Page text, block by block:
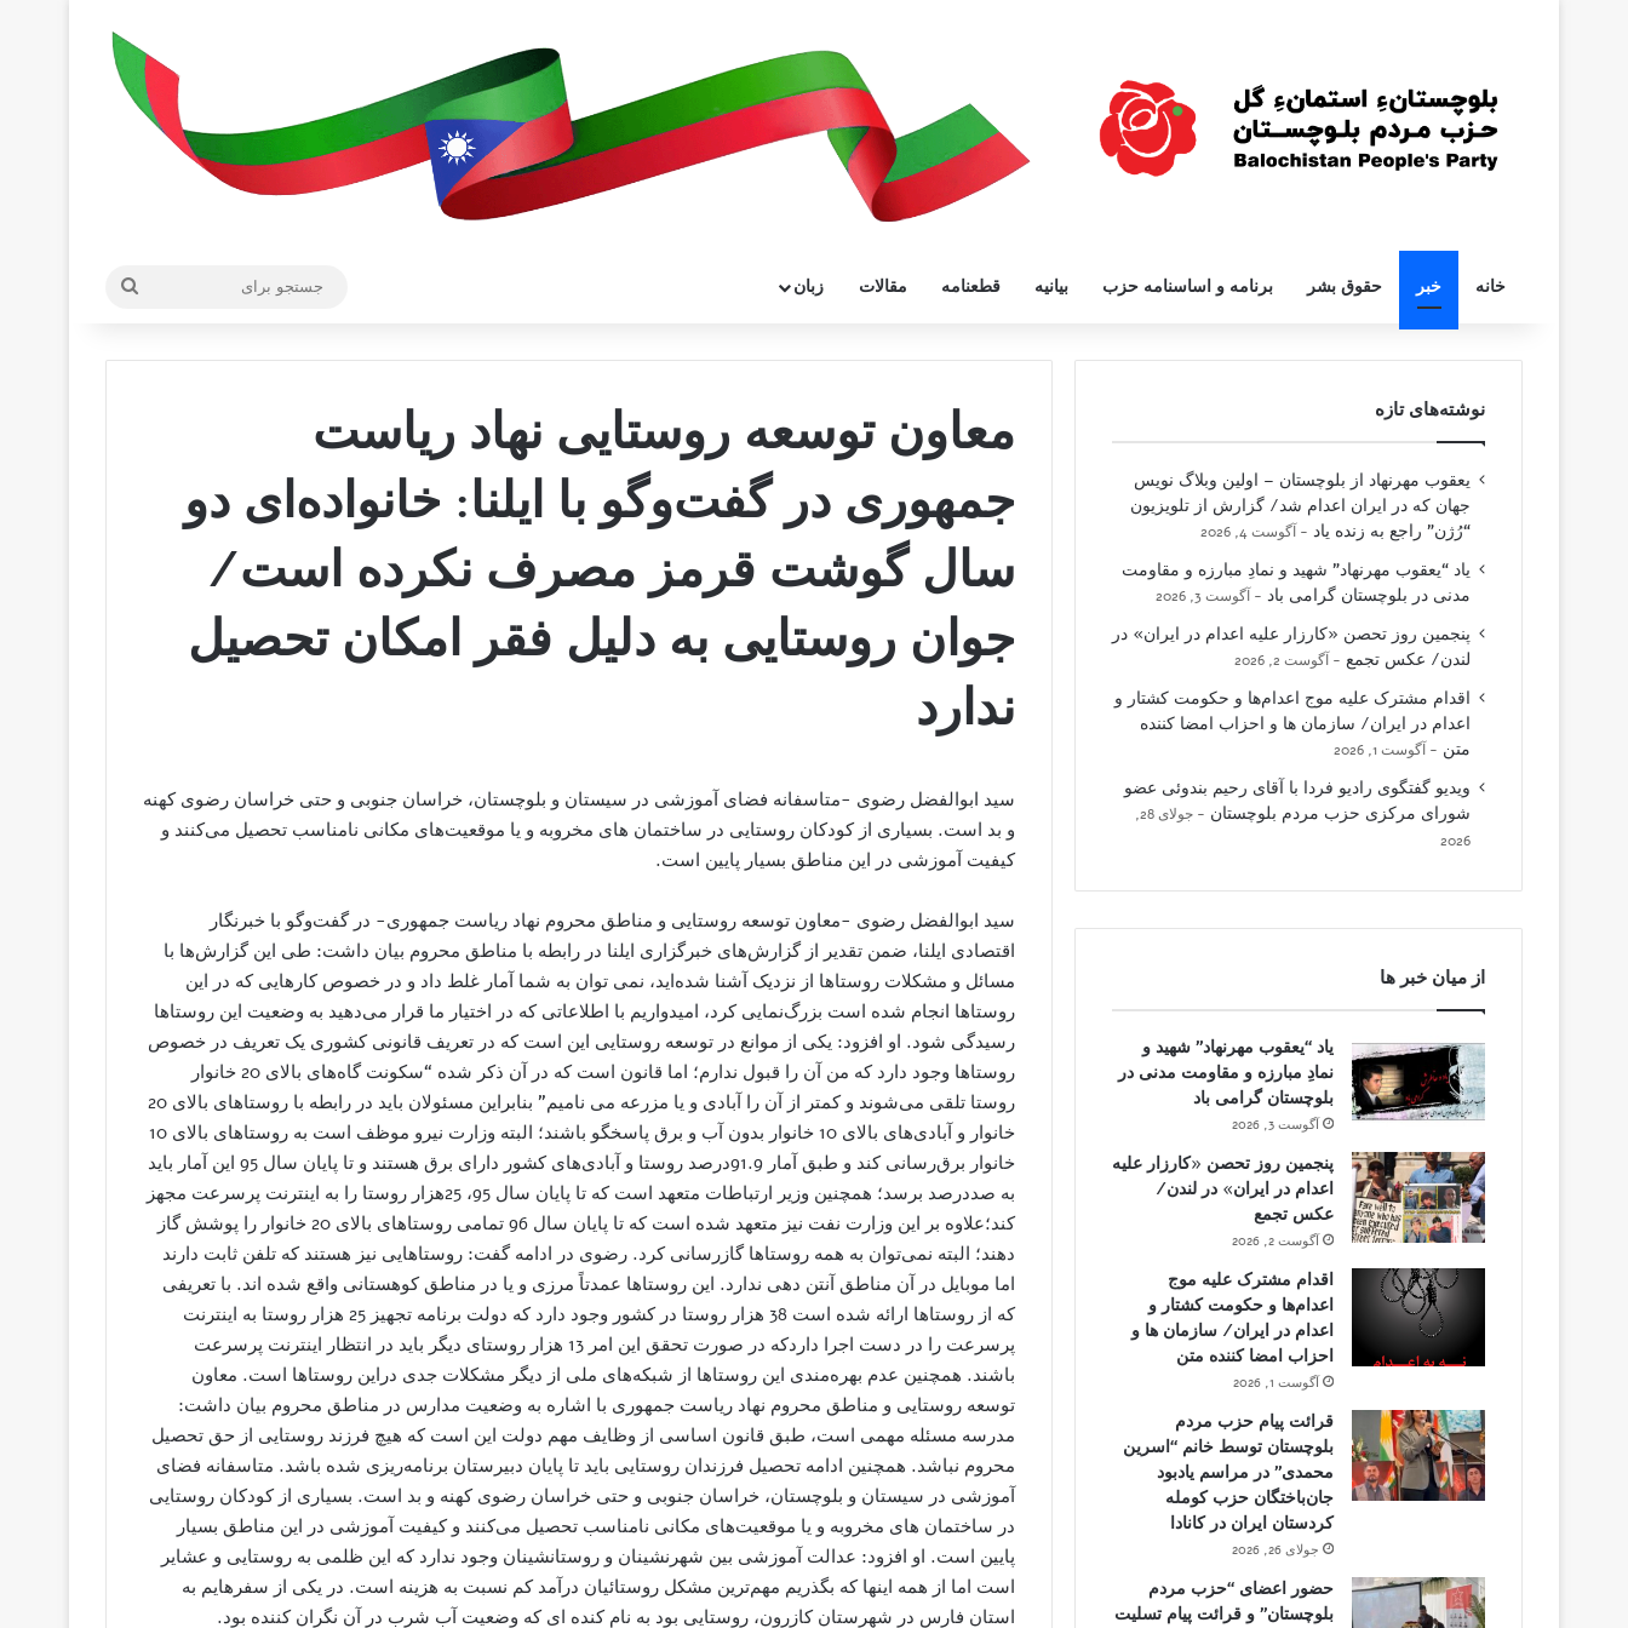
خانه خبر حقوق بشر برنامه و اساسنامه حزب بیانیه قطعنامه مقالات زبان
معاون توسعه روستایی نهاد ریاست
جمهوری در گفت‌وگو با ایلنا: خانواده‌ای دو
سال گوشت قرمز مصرف نکرده است/
جوان روستایی به دلیل فقر امکان تحصیل
ندارد
سید ابوالفضل رضوی -متاسفانه فضای آموزشی در سیستان و بلوچستان، خراسان جنوبی و حتی خراسان رضوی کهنه
و بد است. بسیاری از کودکان روستایی در ساختمان های مخروبه و یا موقعیت‌های مکانی نامناسب تحصیل می‌کنند و
کیفیت آموزشی در این مناطق بسیار پایین است.
سید ابوالفضل رضوی -معاون توسعه روستایی و مناطق محروم نهاد ریاست جمهوری- در گفت‌وگو با خبرنگار
اقتصادی ایلنا، ضمن تقدیر از گزارش‌های خبرگزاری ایلنا در رابطه با مناطق محروم بیان داشت: طی این گزارش‌ها با
مسائل و مشکلات روستاها از نزدیک آشنا شده‌اید، نمی توان به شما آمار غلط داد و در خصوص کارهایی که در این
روستاها انجام شده است بزرگ‌نمایی کرد، امیدواریم با اطلاعاتی که در اختیار ما قرار می‌دهید به وضعیت این روستاها
رسیدگی شود. او افزود: یکی از موانع در توسعه روستایی این است که در تعریف قانونی کشوری یک تعریف در خصوص
روستاها وجود دارد که من آن را قبول ندارم؛ اما قانون است که در آن ذکر شده “سکونت گاه‌های بالای 20 خانوار
روستا تلقی می‌شوند و کمتر از آن را آبادی و یا مزرعه می نامیم” بنابراین مسئولان باید در رابطه با روستاهای بالای 20
خانوار و آبادی‌های بالای 10 خانوار بدون آب و برق پاسخگو باشند؛ البته وزارت نیرو موظف است به روستاهای بالای 10
خانوار برق‌رسانی کند و طبق آمار 91.9درصد روستا و آبادی‌های کشور دارای برق هستند و تا پایان سال 95 این آمار باید
به صددرصد برسد؛ همچنین وزیر ارتباطات متعهد است که تا پایان سال 95، 25هزار روستا را به اینترنت پرسرعت مجهز
کند؛علاوه بر این وزارت نفت نیز متعهد شده است که تا پایان سال 96 تمامی روستاهای بالای 20 خانوار را پوشش گاز
دهند؛ البته نمی‌توان به همه روستاها گازرسانی کرد. رضوی در ادامه گفت: روستاهایی نیز هستند که تلفن ثابت دارند
اما موبایل در آن مناطق آنتن دهی ندارد. این روستاها عمدتاً مرزی و یا در مناطق کوهستانی واقع شده اند. با تعریفی
که از روستاها ارائه شده است 38 هزار روستا در کشور وجود دارد که دولت برنامه تجهیز 25 هزار روستا به اینترنت
پرسرعت را در دست اجرا داردکه در صورت تحقق این امر 13 هزار روستای دیگر باید در انتظار اینترنت پرسرعت
باشند. همچنین عدم بهره‌مندی این روستاها از شبکه‌های ملی از دیگر مشکلات جدی دراین روستاها است. معاون
توسعه روستایی و مناطق محروم نهاد ریاست جمهوری با اشاره به وضعیت مدارس در مناطق محروم بیان داشت:
مدرسه مسئله مهمی است، طبق قانون اساسی از وظایف مهم دولت این است که هیچ فرزند روستایی از حق تحصیل
محروم نباشد. همچنین ادامه تحصیل فرزندان روستایی باید تا پایان دبیرستان برنامه‌ریزی شده باشد. متاسفانه فضای
آموزشی در سیستان و بلوچستان، خراسان جنوبی و حتی خراسان رضوی کهنه و بد است. بسیاری از کودکان روستایی
در ساختمان های مخروبه و یا موقعیت‌های مکانی نامناسب تحصیل می‌کنند و کیفیت آموزشی در این مناطق بسیار
پایین است. او افزود: عدالت آموزشی بین شهرنشینان و روستانشینان وجود ندارد که این ظلمی به روستایی و عشایر
است اما از همه اینها که بگذریم مهم‌ترین مشکل روستائیان درآمد کم نسبت به هزینه است. در یکی از سفرهایم به
استان فارس در شهرستان کازرون، روستایی بود به نام کنده ای که وضعیت آب شرب در آن نگران کننده بود.
نوشته‌های تازه
یعقوب مهرنهاد از بلوچستان – اولین وبلاگ نویس
جهان که در ایران اعدام شد/ گزارش از تلویزیون
“رُژن” راجع به زنده یاد
آگوست 4, 2026
یاد “یعقوب مهرنهاد” شهید و نمادِ مبارزه و مقاومت
مدنی در بلوچستان گرامی باد
آگوست 3, 2026
پنجمین روز تحصن «کارزار علیه اعدام در ایران» در
لندن/ عکس تجمع
آگوست 2, 2026
اقدام مشترک علیه موج اعدام‌ها و حکومت کشتار و
اعدام در ایران/ سازمان ها و احزاب امضا کننده
متن
آگوست 1, 2026
ویدیو گفتگوی رادیو فردا با آقای رحیم بندوئی عضو
شورای مرکزی حزب مردم بلوچستان
جولای 28,
2026
از میان خبر ها
یاد “یعقوب مهرنهاد” شهید و
نمادِ مبارزه و مقاومت مدنی در
بلوچستان گرامی باد
آگوست 3, 2026
پنجمین روز تحصن «کارزار علیه
اعدام در ایران» در لندن/
عکس تجمع
آگوست 2, 2026
اقدام مشترک علیه موج
اعدام‌ها و حکومت کشتار و
اعدام در ایران/ سازمان ها و
احزاب امضا کننده متن
آگوست 1, 2026
قرائت پیام حزب مردم
بلوچستان توسط خانم “اسرین
محمدی” در مراسم یادبود
جان‌باختگان حزب کومله
کردستان ایران در کانادا
جولای 26, 2026
حضور اعضای “حزب مردم
بلوچستان” و قرائت پیام تسلیت